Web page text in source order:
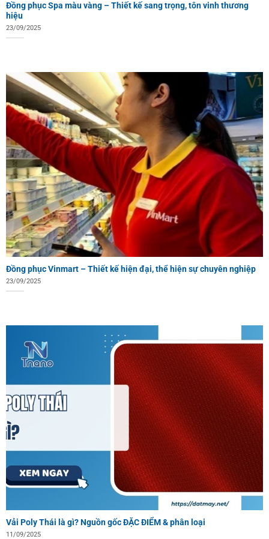
Đồng phục Spa màu vàng – Thiết kế sang trọng, tôn vinh thương
hiệu
23/09/2025
Đồng phục Vinmart – Thiết kế hiện đại, thể hiện sự chuyên nghiệp
23/09/2025
Vải Poly Thái là gì? Nguồn gốc ĐẶC ĐIỂM & phân loại
11/09/2025